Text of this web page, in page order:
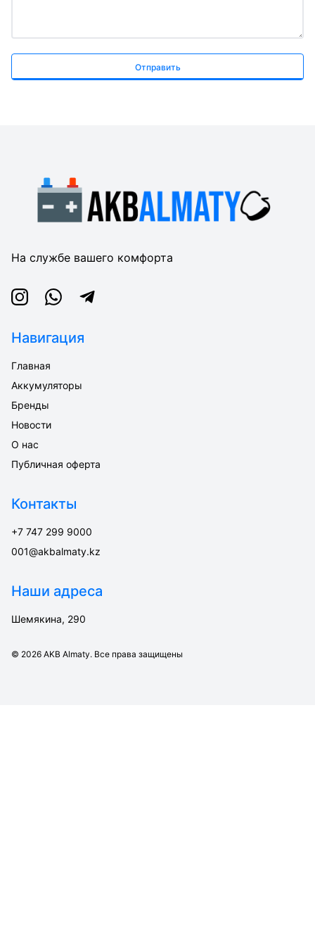
Отправить
На службе вашего комфорта
InstagramWhatsappTelegram
Навигация
Главная
Аккумуляторы
Бренды
Новости
О нас
Публичная оферта
Контакты
+7 747 299 9000
001@akbalmaty.kz
Наши адреса
Шемякина, 290
© 2026 AKB Almaty. Все права защищены